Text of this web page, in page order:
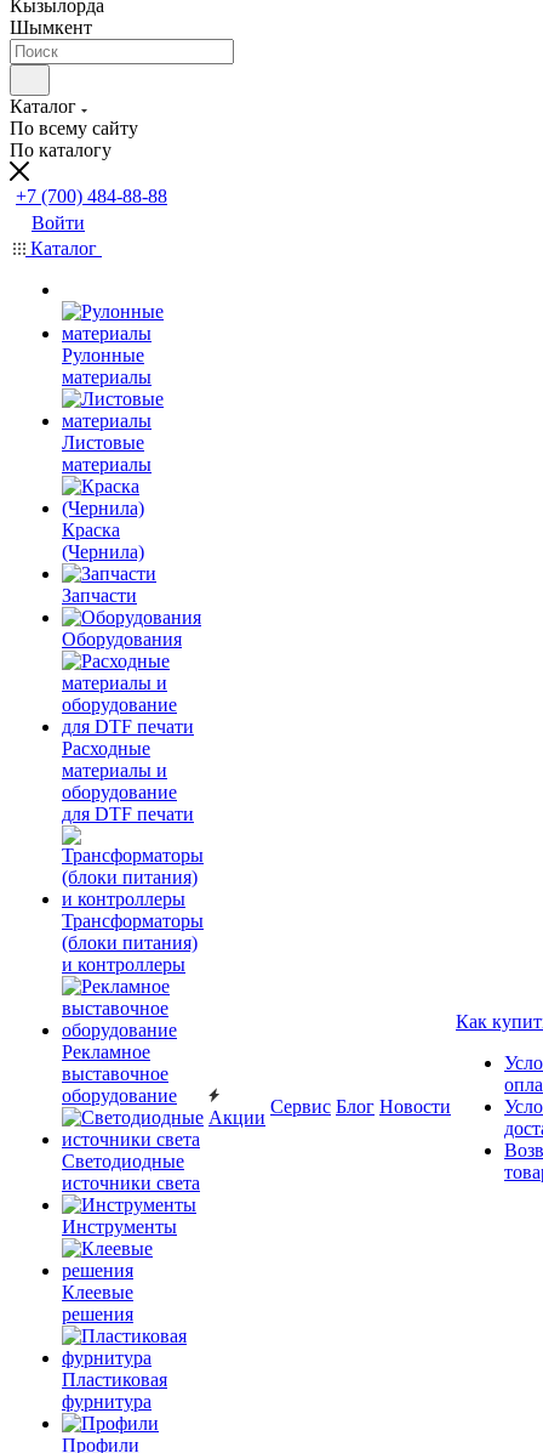
Кызылорда
Шымкент
Каталог
По всему сайту
По каталогу
+7 (700) 484-88-88
Войти
Каталог
Рулонные
материалы
Листовые
материалы
Краска
(Чернила)
Запчасти
Оборудования
Расходные
материалы и
оборудование
для DTF печати
Трансформаторы
(блоки питания)
и контроллеры
Рекламное
выставочное
оборудование
Светодиодные
источники света
Инструменты
Клеевые
решения
Пластиковая
фурнитура
Профили
Акции
Сервис Блог Новости
Как